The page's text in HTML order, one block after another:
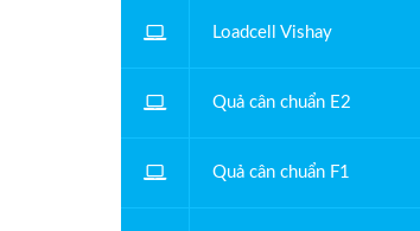
Loadcell Vishay
Quả cân chuẩn E2
Quả cân chuẩn F1